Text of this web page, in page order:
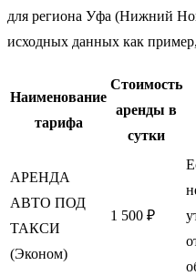
для региона Уфа (Нижний
исходных данных как
Наименование
тарифа
Стоимость
аренды в
сутки
АРЕНДА
АВТО ПОД
ТАКСИ
(Эконом)
1 500 ₽